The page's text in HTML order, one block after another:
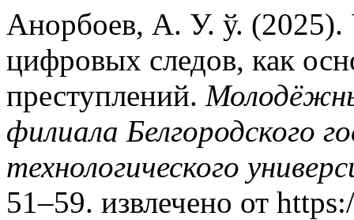
Анорбоев, А. У. ў. (2025).
цифровых следов, как
преступлений.
филиала Белгородского
технологического
51–59. извлечено от